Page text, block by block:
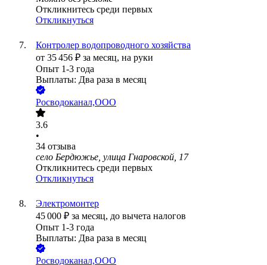
Откликнитесь среди первых
Откликнуться
Контролер водопроводного хозяйства
от 35 456 ₽ за месяц, на руки
Опыт 1-3 года
Выплаты: Два раза в месяц
Росводоканал,ООО
3.6
•
34 отзыва
село Бердюжье, улица Гнаровской, 17
Откликнитесь среди первых
Откликнуться
Электромонтер
45 000 ₽ за месяц, до вычета налогов
Опыт 1-3 года
Выплаты: Два раза в месяц
Росводоканал,ООО